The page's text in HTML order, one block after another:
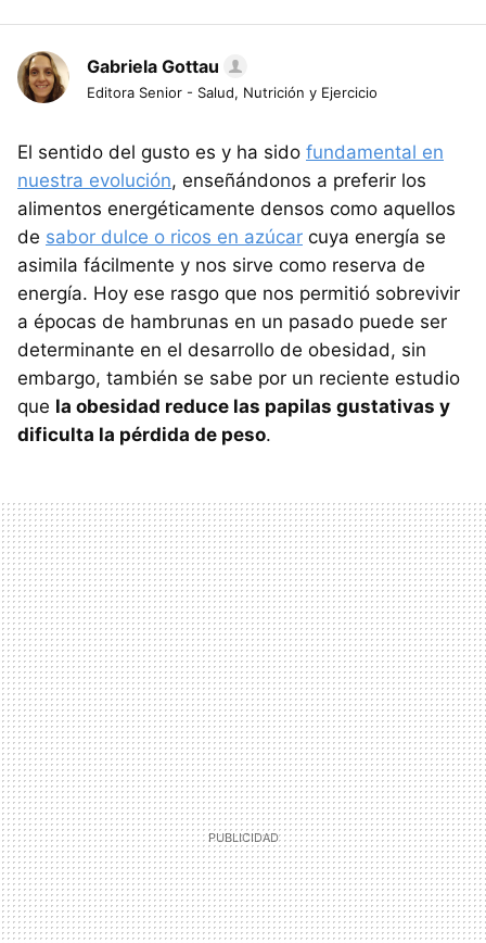
Gabriela Gottau
Editora Senior - Salud, Nutrición y Ejercicio
El sentido del gusto es y ha sido fundamental en
nuestra evolución, enseñándonos a preferir los
alimentos energéticamente densos como aquellos
de sabor dulce o ricos en azúcar cuya energía se
asimila fácilmente y nos sirve como reserva de
energía. Hoy ese rasgo que nos permitió sobrevivir
a épocas de hambrunas en un pasado puede ser
determinante en el desarrollo de obesidad, sin
embargo, también se sabe por un reciente estudio
que la obesidad reduce las papilas gustativas y
dificulta la pérdida de peso.